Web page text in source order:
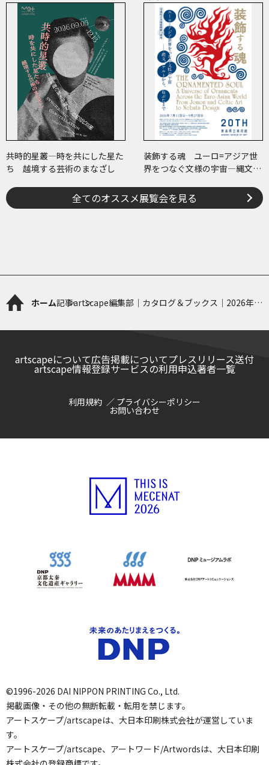
共時的星叢―時を共にした星た
ち 越境する芸術のまなざし
装飾する魂 ユーロ=アジア世
界をつなぐ文様の宇宙―縄文、
全てのオススメ展覧会を見る
ホーム記事artscape編集部｜カタログ＆ブックス｜2026年6
artscapeについて広告掲載についてプレスリリース送付
artscape情報登録サービスの利用申込著者一覧
利用規約 プライバシーポリシー
お問い合わせ
©1996-2026 DAI NIPPON PRINTING Co., Ltd.
掲載画像・その他の無断転載・転用を禁じます。
アートスケープ/artscapeは、大日本印刷株式会社が運営していま
す。
アートスケープ/artscape、アートワード/Artwordsは、大日本印刷